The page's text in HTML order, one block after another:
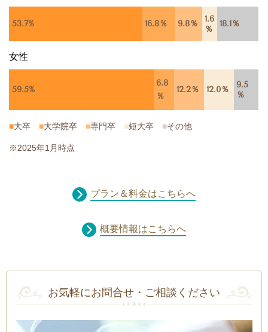
53.7% 16.8％ 9.8％
1.6
％
18.1％
女性
59.5%
6.8
％
12.2％ 12.0％
9.5
％
■大卒 ■大学院卒 ■専門卒 ■短大卒 ■その他
※2025年1月時点
プラン＆料金はこちらへ
概要情報はこちらへ
お気軽にお問合せ・ご相談ください